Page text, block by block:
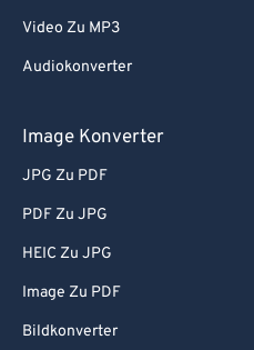
Video Zu MP3
Audiokonverter
Image Konverter
JPG Zu PDF
PDF Zu JPG
HEIC Zu JPG
Image Zu PDF
Bildkonverter